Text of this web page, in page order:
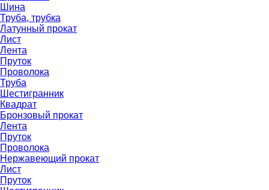
Шина
Труба, трубка
Латунный прокат
Лист
Лента
Пруток
Проволока
Труба
Шестигранник
Квадрат
Бронзовый прокат
Лента
Пруток
Проволока
Нержавеющий прокат
Лист
Пруток